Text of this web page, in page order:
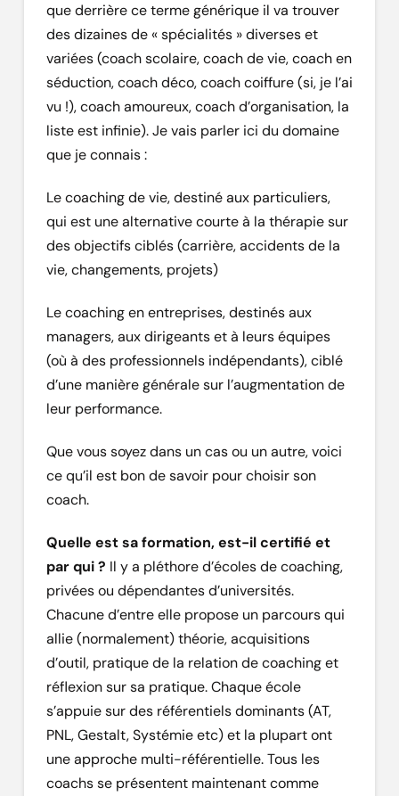
que derrière ce terme générique il va trouver
des dizaines de « spécialités » diverses et
variées (coach scolaire, coach de vie, coach en
séduction, coach déco, coach coiffure (si, je l’ai
vu !), coach amoureux, coach d’organisation, la
liste est infinie). Je vais parler ici du domaine
que je connais :
Le coaching de vie, destiné aux particuliers,
qui est une alternative courte à la thérapie sur
des objectifs ciblés (carrière, accidents de la
vie, changements, projets)
Le coaching en entreprises, destinés aux
managers, aux dirigeants et à leurs équipes
(où à des professionnels indépendants), ciblé
d’une manière générale sur l’augmentation de
leur performance.
Que vous soyez dans un cas ou un autre, voici
ce qu’il est bon de savoir pour choisir son
coach.
Quelle est sa formation, est-il certifié et
par qui ? Il y a pléthore d’écoles de coaching,
privées ou dépendantes d’universités.
Chacune d’entre elle propose un parcours qui
allie (normalement) théorie, acquisitions
d’outil, pratique de la relation de coaching et
réflexion sur sa pratique. Chaque école
s’appuie sur des référentiels dominants (AT,
PNL, Gestalt, Systémie etc) et la plupart ont
une approche multi-référentielle. Tous les
coachs se présentent maintenant comme